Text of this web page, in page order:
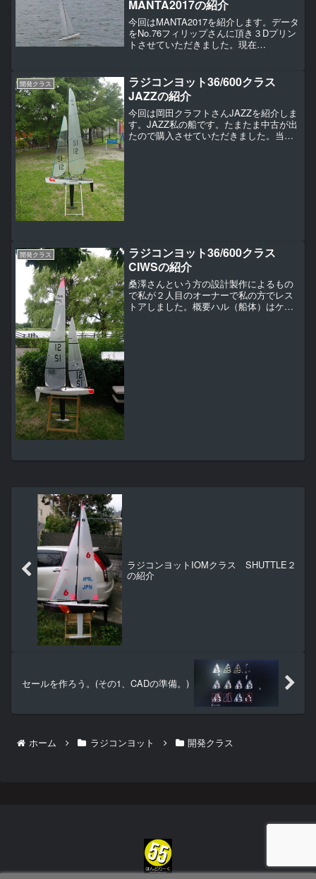
MANTA2017の紹介
今回はMANTA2017を紹介します。データ
をNo.76フィリップさんに頂き３Dプリン
トさせていただきました。現在
な設計者の方です。ブログクラスはＲＧ
６５クラ...
開発クラス
ラジコンヨット36/600クラス
JAZZの紹介
今回は岡田クラフトさんJAZZを紹介しま
す。JAZZ私の船です。たまたま中古が出
たので購入させていただきました。当時
開発クラス
ラジコンヨット36/600クラス
CIWSの紹介
桑澤さんという方の設計製作によるもの
で私が２人目のオーナーで私の方でレス
トアしました。概要ハル（船体）はケブ
ラジコンヨットIOMクラス SHUTTLE２
の紹介
セールを作ろう。(その1、CADの準備。)
ホーム ラジコンヨット 開発クラス